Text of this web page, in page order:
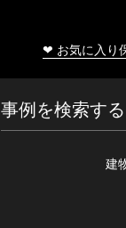
❤ お気に入り
事例を検索する
建